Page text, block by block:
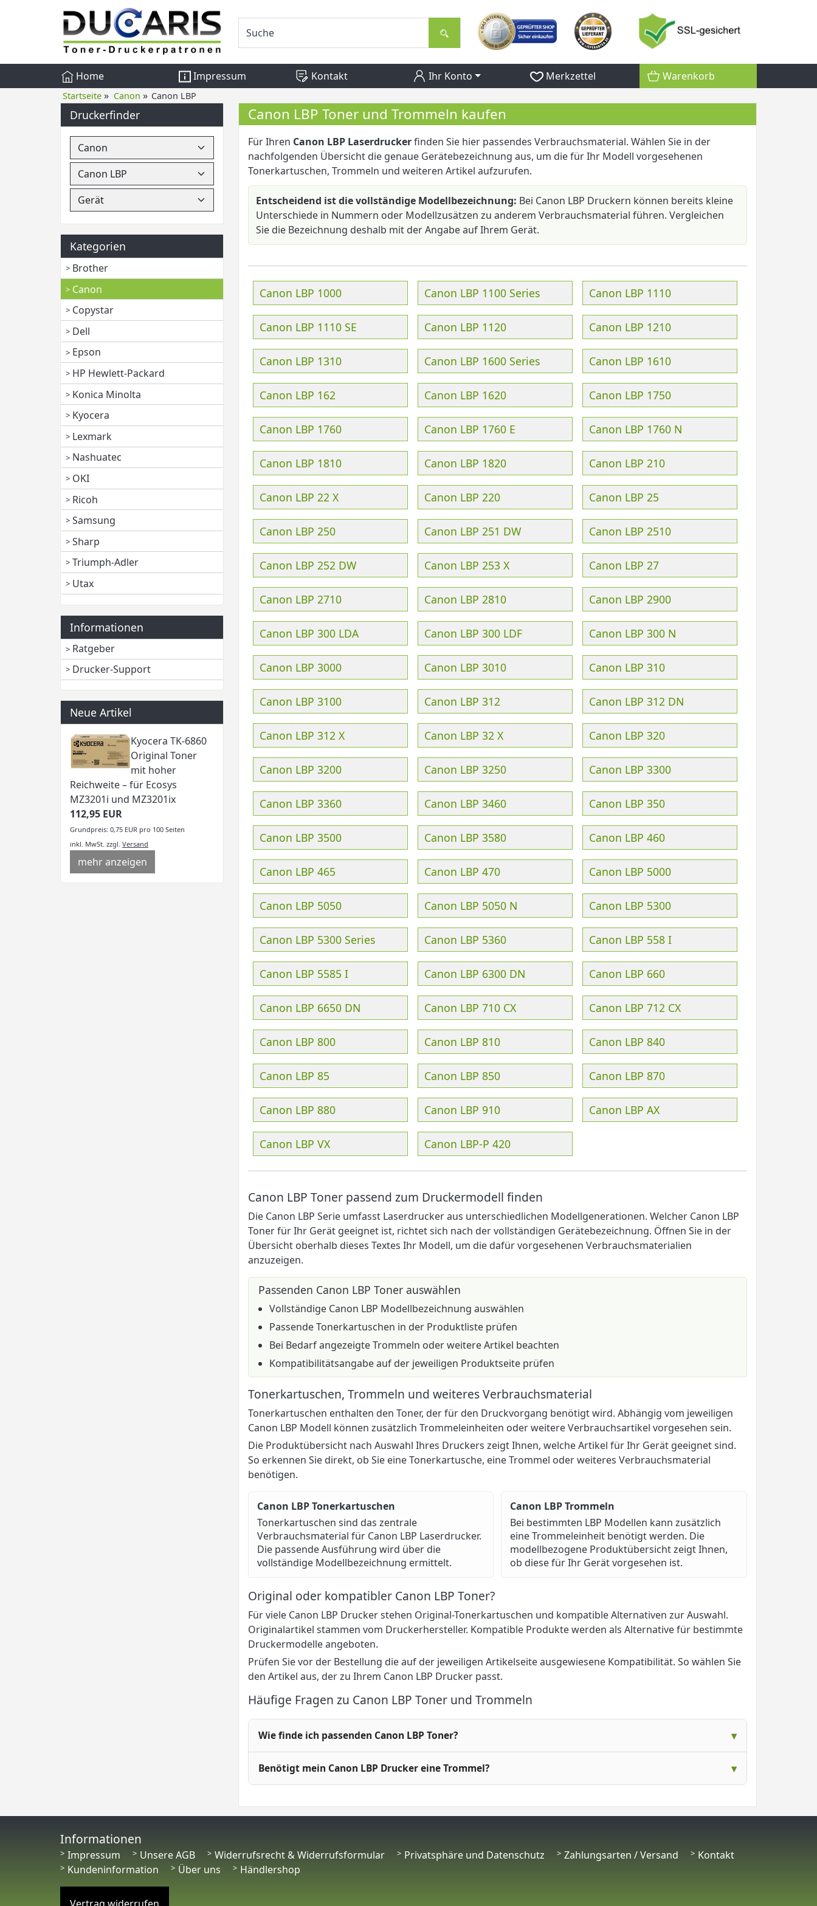
Home Impressum Kontakt Ihr Konto Merkzettel Warenkorb
Startseite » Canon » Canon LBP
Druckerfinder
Kategorien
Brother
Canon
Copystar
Dell
Epson
HP Hewlett-Packard
Konica Minolta
Kyocera
Lexmark
Nashuatec
OKI
Ricoh
Samsung
Sharp
Triumph-Adler
Utax
Informationen
Ratgeber
Drucker-Support
Neue Artikel
Kyocera TK-6860
Original Toner
mit hoher
Reichweite – für Ecosys
MZ3201i und MZ3201ix
112,95 EUR
Grundpreis: 0,75 EUR pro 100 Seiten
inkl. MwSt. zzgl. Versand
mehr anzeigen
Canon LBP Toner und Trommeln kaufen
Für Ihren Canon LBP Laserdruckerfinden Sie hier passendes Verbrauchsmaterial. Wählen Sie in der
nachfolgenden Übersicht die genaue Gerätebezeichnung aus, um die für Ihr Modell vorgesehenen
Tonerkartuschen, Trommeln und weiteren Artikel aufzurufen.
Entscheidend ist die vollständige Modellbezeichnung: Bei Canon LBP Druckern können bereits kleine
Unterschiede in Nummern oder Modellzusätzen zu anderem Verbrauchsmaterial führen. Vergleichen
Sie die Bezeichnung deshalb mit der Angabe auf Ihrem Gerät.
Canon LBP 1000 Canon LBP 1100 Series Canon LBP 1110
Canon LBP 1110 SE Canon LBP 1120 Canon LBP 1210
Canon LBP 1310 Canon LBP 1600 Series Canon LBP 1610
Canon LBP 162 Canon LBP 1620 Canon LBP 1750
Canon LBP 1760 Canon LBP 1760 E Canon LBP 1760 N
Canon LBP 1810 Canon LBP 1820 Canon LBP 210
Canon LBP 22 X Canon LBP 220 Canon LBP 25
Canon LBP 250 Canon LBP 251 DW Canon LBP 2510
Canon LBP 252 DW Canon LBP 253 X Canon LBP 27
Canon LBP 2710 Canon LBP 2810 Canon LBP 2900
Canon LBP 300 LDA Canon LBP 300 LDF Canon LBP 300 N
Canon LBP 3000 Canon LBP 3010 Canon LBP 310
Canon LBP 3100 Canon LBP 312 Canon LBP 312 DN
Canon LBP 312 X Canon LBP 32 X Canon LBP 320
Canon LBP 3200 Canon LBP 3250 Canon LBP 3300
Canon LBP 3360 Canon LBP 3460 Canon LBP 350
Canon LBP 3500 Canon LBP 3580 Canon LBP 460
Canon LBP 465 Canon LBP 470 Canon LBP 5000
Canon LBP 5050 Canon LBP 5050 N Canon LBP 5300
Canon LBP 5300 Series Canon LBP 5360 Canon LBP 558 I
Canon LBP 5585 I Canon LBP 6300 DN Canon LBP 660
Canon LBP 6650 DN Canon LBP 710 CX Canon LBP 712 CX
Canon LBP 800 Canon LBP 810 Canon LBP 840
Canon LBP 85 Canon LBP 850 Canon LBP 870
Canon LBP 880 Canon LBP 910 Canon LBP AX
Canon LBP VX Canon LBP-P 420
Canon LBP Toner passend zum Druckermodell finden
Die Canon LBP Serie umfasst Laserdrucker aus unterschiedlichen Modellgenerationen. Welcher Canon LBP
Toner für Ihr Gerät geeignet ist, richtet sich nach der vollständigen Gerätebezeichnung. Öffnen Sie in der
Übersicht oberhalb dieses Textes Ihr Modell, um die dafür vorgesehenen Verbrauchsmaterialien
anzuzeigen.
Passenden Canon LBP Toner auswählen
Vollständige Canon LBP Modellbezeichnung auswählen
Passende Tonerkartuschen in der Produktliste prüfen
Bei Bedarf angezeigte Trommeln oder weitere Artikel beachten
Kompatibilitätsangabe auf der jeweiligen Produktseite prüfen
Tonerkartuschen, Trommeln und weiteres Verbrauchsmaterial
Tonerkartuschen enthalten den Toner, der für den Druckvorgang benötigt wird. Abhängig vom jeweiligen
Canon LBP Modell können zusätzlich Trommeleinheiten oder weitere Verbrauchsartikel vorgesehen sein.
Die Produktübersicht nach Auswahl Ihres Druckers zeigt Ihnen, welche Artikel für Ihr Gerät geeignet sind.
So erkennen Sie direkt, ob Sie eine Tonerkartusche, eine Trommel oder weiteres Verbrauchsmaterial
benötigen.
Canon LBP Tonerkartuschen
Tonerkartuschen sind das zentrale
Verbrauchsmaterial für Canon LBP Laserdrucker.
Die passende Ausführung wird über die
vollständige Modellbezeichnung ermittelt.
Canon LBP Trommeln
Bei bestimmten LBP Modellen kann zusätzlich
eine Trommeleinheit benötigt werden. Die
modellbezogene Produktübersicht zeigt Ihnen,
ob diese für Ihr Gerät vorgesehen ist.
Original oder kompatibler Canon LBP Toner?
Für viele Canon LBP Drucker stehen Original-Tonerkartuschen und kompatible Alternativen zur Auswahl.
Originalartikel stammen vom Druckerhersteller. Kompatible Produkte werden als Alternative für bestimmte
Druckermodelle angeboten.
Prüfen Sie vor der Bestellung die auf der jeweiligen Artikelseite ausgewiesene Kompatibilität. So wählen Sie
den Artikel aus, der zu Ihrem Canon LBP Drucker passt.
Häufige Fragen zu Canon LBP Toner und Trommeln
Wie finde ich passenden Canon LBP Toner?
Benötigt mein Canon LBP Drucker eine Trommel?
Informationen
Impressum Unsere AGB Widerrufsrecht & Widerrufsformular Privatsphäre und Datenschutz Zahlungsarten / Versand
Kontakt
Kundeninformation
Über uns Händlershop